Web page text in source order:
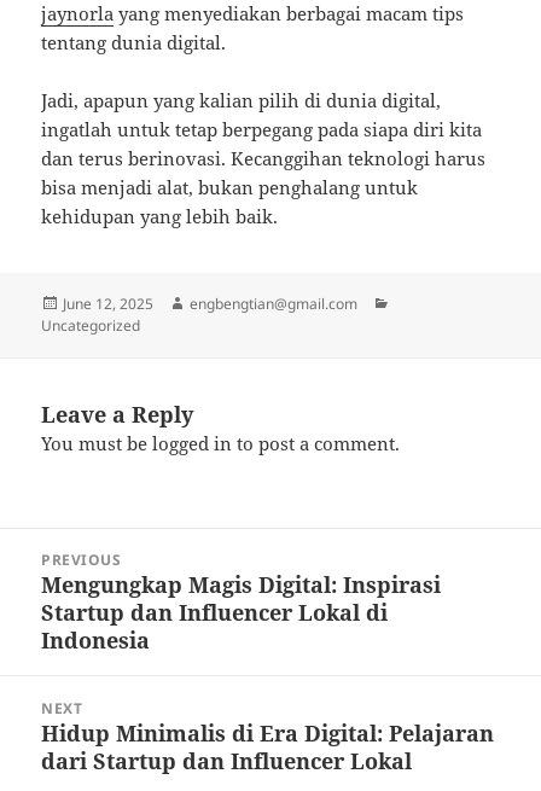
jaynorla yang menyediakan berbagai macam tips
tentang dunia digital.
Jadi, apapun yang kalian pilih di dunia digital,
ingatlah untuk tetap berpegang pada siapa diri kita
dan terus berinovasi. Kecanggihan teknologi harus
bisa menjadi alat, bukan penghalang untuk
kehidupan yang lebih baik.
Posted
on
June 12, 2025 Author
engbengtian@gmail.com
Uncategorized
Leave a Reply
You must belogged in to post a comment.
navigation
PREVIOUS
Previous
post:
Mengungkap Magis Digital: Inspirasi
Startup dan Influencer Lokal di
Indonesia
NEXT
Next
post:
Hidup Minimalis di Era Digital: Pelajaran
dari Startup dan Influencer Lokal